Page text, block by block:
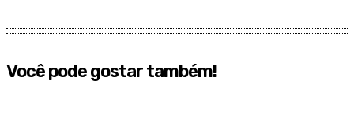
Você pode gostar também!